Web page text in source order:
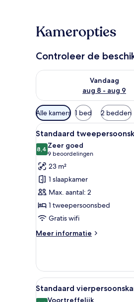
Kameropties
Controleer de
Vandaag
aug 8 - aug 9
De beschikbaarheid
Beschikbare
filters
voor
kamers
Alle kamers 1 bed 2 bedden
Alle
foto's
voor
Standaard
tweepersoonskamer
laden
6
Standaard
8,48,4 van 10
Zeer goed
9 beoordelingen
(9
beoordelingen)
23 m²
1 slaapkamer
Max. aantal: 2
1 tweepersoonsbed
Gratis wifi
Meer informatie
Meer
tweepersoonskamer
Alle
foto's
5
Standaard
Voortreffelijk